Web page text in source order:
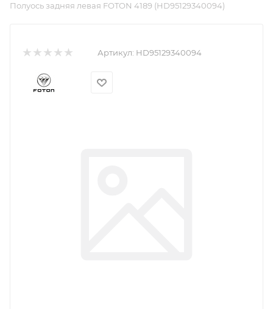
Полуось задняя левая FOTON 4189 (HD95129340094)
Артикул: HD95129340094